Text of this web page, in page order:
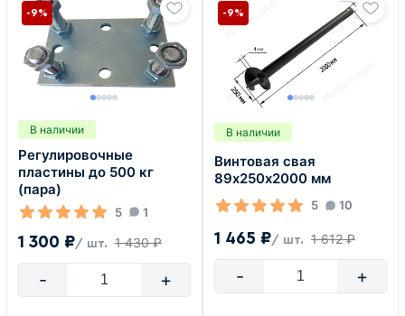
В наличии
Регулировочные
пластины до 500 кг
(пара)
5 1
1 300 ₽/ шт. 1 430 ₽
-9%
- +
В наличии
Винтовая свая
89х250х2000 мм
5 10
1 465 ₽/ шт. 1 612 ₽
-9%
- +